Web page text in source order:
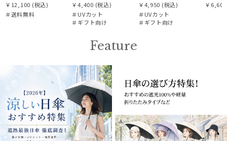
カラー
価格・割引率
在庫表示
￥12,100 (税込)
＃送料無料
￥4,400 (税込)
＃UVカット
＃ギフト向け
￥4,950 (税込)
＃UVカット
＃ギフト向け
￥6,600
Feature